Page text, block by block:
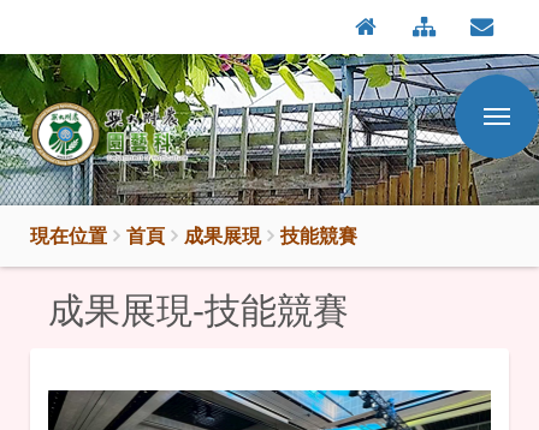
到
主
要
內
容
區
現在位置 首頁 成果展現 技能競賽
成果展現-技能競賽